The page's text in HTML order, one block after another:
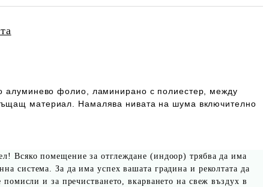
алуминево фолио, ламинирано с полиестер, между
материал. Намалява нивата на шума включително
Всяко помещение за отглеждане (индоор) трябва да има
система. За да има успех вашата градина и реколтата да
помисли и за пречистването, вкарването на свеж въздух в